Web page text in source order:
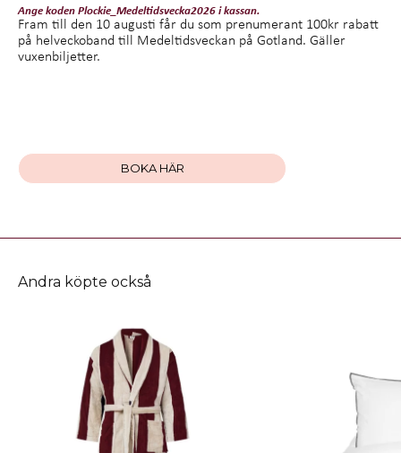
Ange kodenPlockie_Medeltidsvecka2026i kassan.
Fram till den 10 augusti får du som prenumerant 100kr rabatt
på helveckoband till Medeltidsveckan på Gotland. Gäller
vuxenbiljetter.
BOKA HÄR
Andra köpte också